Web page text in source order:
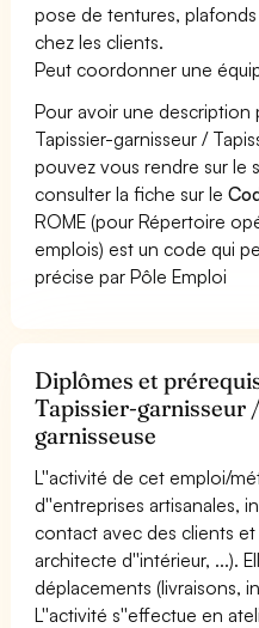
pose de tentures,
chez les clients.
Peut coordonner une
Pour avoir une
Tapissier-garnisseur /
pouvez vous rendre sur le
consulter la fiche sur le
ROME (pour Répertoire
emplois) est un code qui
précise par Pôle Emploi
Diplômes et
Tapissier-garnisseur
garnisseuse
L''activité de cet emploi/
d''entreprises artisanales,
contact avec des clients
architecte d''intérieur, ...).
déplacements (livraisons,
L''activité s''effectue en